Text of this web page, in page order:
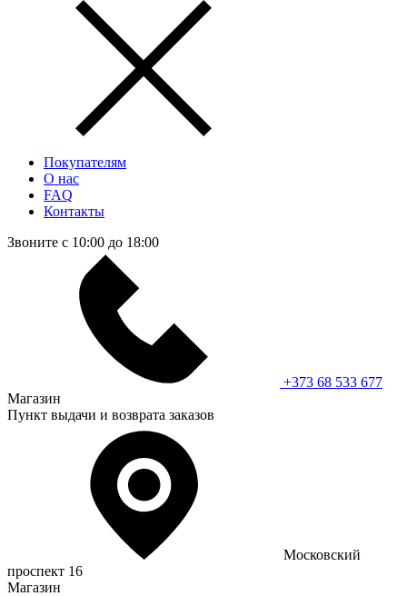
Покупателям
О нас
FAQ
Контакты
Звоните с 10:00 до 18:00
+373 68 533 677
Магазин
Пункт выдачи и возврата заказов
Московский
проспект 16
Магазин